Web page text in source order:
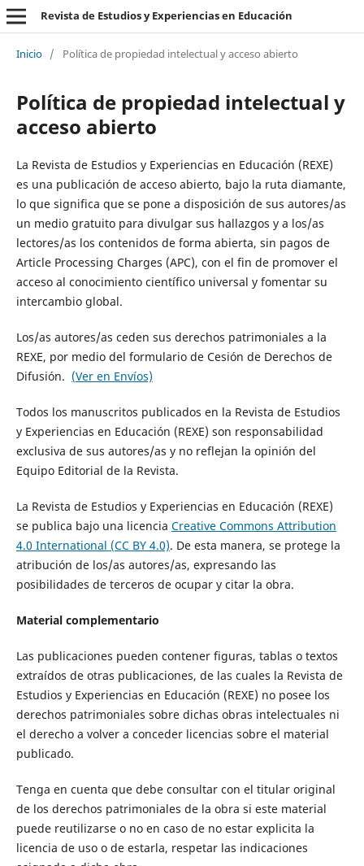
Revista de Estudios y Experiencias en Educación
Inicio / Política de propiedad intelectual y acceso abierto
Política de propiedad intelectual y
acceso abierto
La Revista de Estudios y Experiencias en Educación (REXE)
es una publicación de acceso abierto, bajo la ruta diamante,
lo que significa que se pone a disposición de sus autores/as
un medio gratuito para divulgar sus hallazgos y a los/as
lectores/as los contenidos de forma abierta, sin pagos de
Article Processing Charges (APC), con el fin de promover el
acceso al conocimiento científico universal y fomentar su
intercambio global.
Los/as autores/as ceden sus derechos patrimoniales a la
REXE, por medio del formulario de Cesión de Derechos de
Difusión. (Ver en Envíos)
Todos los manuscritos publicados en la Revista de Estudios
y Experiencias en Educación (REXE) son responsabilidad
exclusiva de sus autores/as y no reflejan la opinión del
Equipo Editorial de la Revista.
La Revista de Estudios y Experiencias en Educación (REXE)
se publica bajo una licencia Creative Commons Attribution
4.0 International (CC BY 4.0). De esta manera, se protege la
atribución de los/as autores/as, expresando las
posibilidades de terceros de ocupar y citar la obra.
Material complementario
Las publicaciones pueden contener figuras, tablas o textos
extraídos de otras publicaciones, de las cuales la Revista de
Estudios y Experiencias en Educación (REXE) no posee los
derechos patrimoniales sobre dichas obras intelectuales ni
el derecho a volver a conceder licencias sobre el material
publicado.
Tenga en cuenta que debe consultar con el titular original
de los derechos patrimoniales de la obra si este material
puede reutilizarse o no en caso de no estar explicita la
licencia de uso o de estarla, respetar las indicaciones